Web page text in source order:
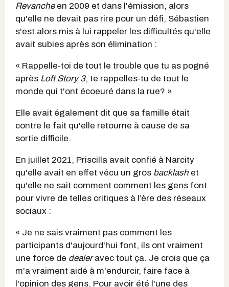
Revancheen 2009 et dans l'émission, alors
qu'elle ne devait pas rire pour un défi, Sébastien
s'est alors mis à lui rappeler les difficultés qu'elle
avait subies après son élimination :
« Rappelle-toi de tout le trouble que tu as pogné
après Loft Story 3, te rappelles-tu de tout le
monde qui t'ont écoeuré dans la rue? »
Elle avait également dit que sa famille était
contre le fait qu'elle retourne à cause de sa
sortie difficile.
En juillet 2021, Priscilla avait confié à Narcity
qu'elle avait en effet vécu un gros backlashet
qu'elle ne sait comment comment les gens font
pour vivre de telles critiques à l’ère des réseaux
sociaux :
« Je ne sais vraiment pas comment les
participants d'aujourd'hui font, ils ont vraiment
une force de dealeravec tout ça. Je crois que ça
m'a vraiment aidé à m'endurcir, faire face à
l'opinion des gens. Pour avoir été l'une des